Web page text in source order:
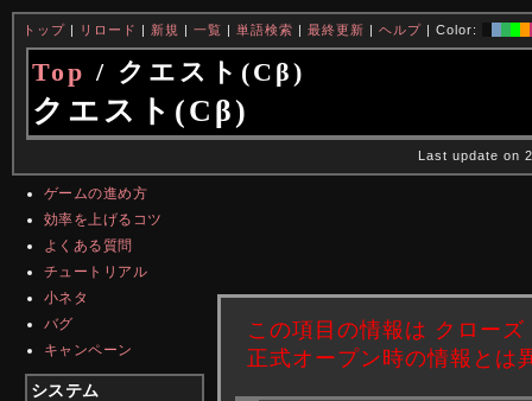
トップ| リロード | 新規 | 一覧 | 単語検索 | 最終更新 | ヘルプ| Color:
Top / クエスト(Cβ)
クエスト(Cβ)
Last update on
ゲームの進め方
効率を上げるコツ
よくある質問
チュートリアル
小ネタ
バグ
キャンペーン
システム
この項目の情報は クロー
正式オープン時の情報とは